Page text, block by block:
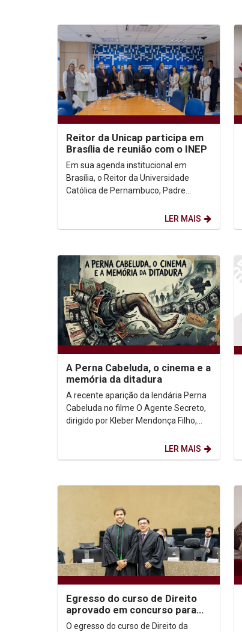
Reitor da Unicap participa em
Brasília de reunião com o INEP
Em sua agenda institucional em
Brasília, o Reitor da Universidade
Católica de Pernambuco, Padre
LER MAIS
A Perna Cabeluda, o cinema e a
memória da ditadura
A recente aparição da lendária Perna
Cabeluda no filme O Agente Secreto,
dirigido por Kleber Mendonça Filho,
LER MAIS
Egresso do curso de Direito
aprovado em concurso para
juiz federal
O egresso do curso de Direito da